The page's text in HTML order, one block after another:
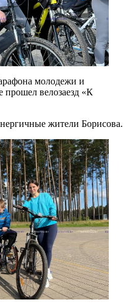
молодежи и
прошел велозаезд «К
жители Борисова.